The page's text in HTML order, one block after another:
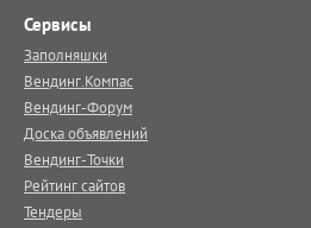
Сервисы
Заполняшки
Вендинг.Компас
Вендинг-Форум
Доска объявлений
Вендинг-Точки
Рейтинг сайтов
Тендеры